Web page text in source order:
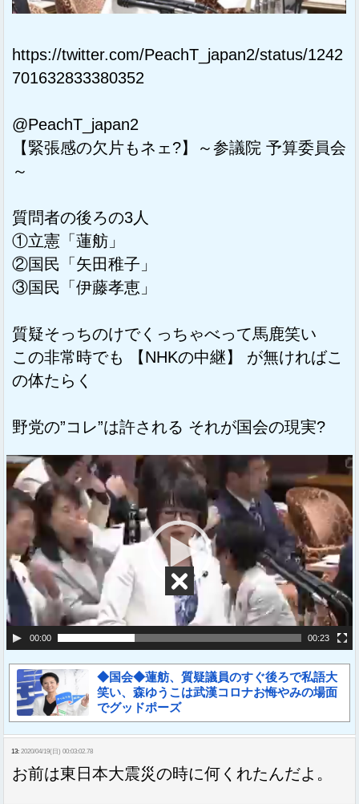
https://twitter.com/PeachT_japan2/status/1242
701632833380352
@PeachT_japan2
【緊張感の欠片もネェ?】～参議院 予算委員会
～
質問者の後ろの3人
①立憲「蓮舫」
②国民「矢田稚子」
③国民「伊藤孝恵」
質疑そっちのけでくっちゃべって馬鹿笑い
この非常時でも 【NHKの中継】 が無ければこ
の体たらく
野党の”コレ”は許される それが国会の現実?
動
画
プ
レ
ー
ヤ
ー
00:00 00:23
◆国会◆蓮舫、質疑議員のすぐ後ろで私語大
笑い、森ゆうこは武漢コロナお悔やみの場面
でグッドポーズ
13: 2020/04/19(日) 00:03:02.78
お前は東日本大震災の時に何くれたんだよ。